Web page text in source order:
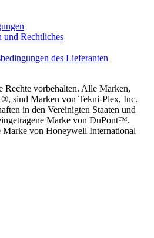
und Rechtliches
des Lieferanten
Rechte vorbehalten. Alle Marken,
sind Marken von Tekni-Plex, Inc.
in den Vereinigten Staaten und
Marke von DuPont™.
Marke von Honeywell International